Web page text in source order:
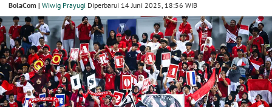
BolaCom | Wiwig Prayugi Diperbarui 14 Juni 2025, 18:56 WIB